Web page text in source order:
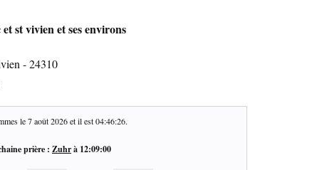
st vivien et ses environs
- 24310
le7 août 2026et il est04:46:27.
prière : Zuhrà 12:09:00